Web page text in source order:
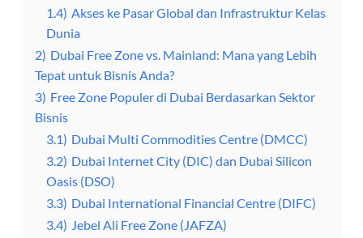
1.4) Akses ke Pasar Global dan Infrastruktur Kelas
Dunia
2) Dubai Free Zone vs. Mainland: Mana yang Lebih
Tepat untuk Bisnis Anda?
3) Free Zone Populer di Dubai Berdasarkan Sektor
Bisnis
3.1) Dubai Multi Commodities Centre (DMCC)
3.2) Dubai Internet City (DIC) dan Dubai Silicon
Oasis (DSO)
3.3) Dubai International Financial Centre (DIFC)
3.4) Jebel Ali Free Zone (JAFZA)